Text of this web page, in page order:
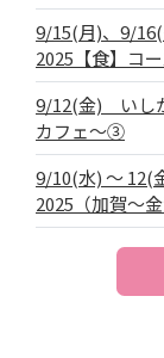
9/15(月)、9/
2025【食】コ
9/12(金) いし
カフェ～③
9/10(水) ～ 12(
2025（加賀～金